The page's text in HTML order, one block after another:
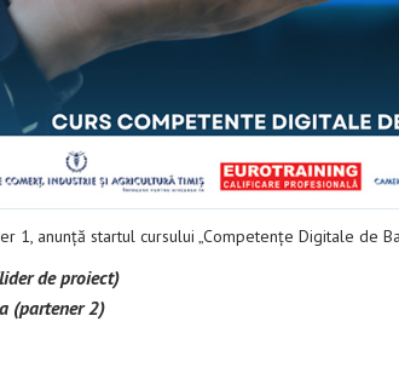
anunță startul cursului „Competențe Digitale de
de proiect)
(partener 2)